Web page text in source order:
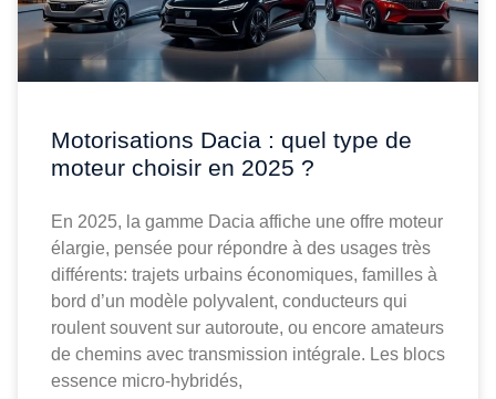
Motorisations Dacia : quel type de
moteur choisir en 2025 ?
En 2025, la gamme Dacia affiche une offre moteur
élargie, pensée pour répondre à des usages très
différents: trajets urbains économiques, familles à
bord d’un modèle polyvalent, conducteurs qui
roulent souvent sur autoroute, ou encore amateurs
de chemins avec transmission intégrale. Les blocs
essence micro-hybridés,